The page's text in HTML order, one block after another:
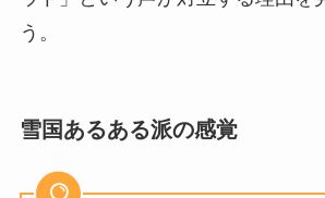
う。
雪国あるある派の感覚